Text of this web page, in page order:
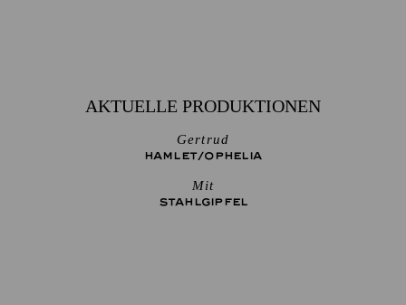
AKTUELLE PRODUKTIONEN
Gertrud
HAMLET/­OPHELIA
Mit
STAHLGIPFEL